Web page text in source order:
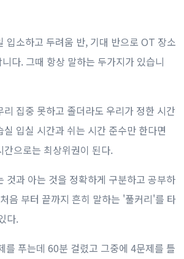
입소하고 두려움 반, 기대 반으로 OT 장소
다. 그때 항상 말하는 두가지가 있습니
집중 못하고 졸더라도 우리가 정한 시간
입실 시간과 쉬는 시간 준수만 한다면
간으로는 최상위권이 된다.
것과 아는 것을 정확하게 구분하고 공부하
음 부터 끝까지 흔히 말하는 '풀커리'를 타
다.
를 푸는데 60분 걸렸고 그중에 4문제를 틀